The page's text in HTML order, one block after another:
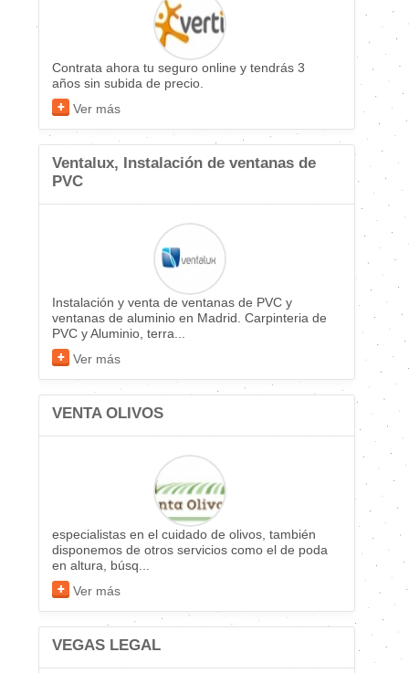
Contrata ahora tu seguro online y tendrás 3
años sin subida de precio.
Ver más
Ventalux, Instalación de ventanas de
PVC
Instalación y venta de ventanas de PVC y
ventanas de aluminio en Madrid. Carpinteria de
PVC y Aluminio, terra...
Ver más
VENTA OLIVOS
especialistas en el cuidado de olivos, también
disponemos de otros servicios como el de poda
en altura, búsq...
Ver más
VEGAS LEGAL